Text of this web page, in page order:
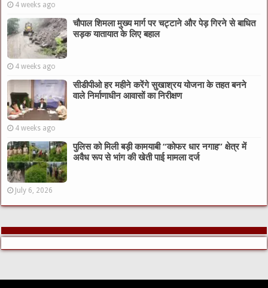
4 weeks ago
चौपाल शिमला मुख्य मार्ग पर चट्टाने और पेड़ गिरने से बाधित
सड़क यातायात के लिए बहाल
4 weeks ago
सीडीपीओ हर महीने करेंगे सुखाश्रय योजना के तहत बनने
वाले निर्माणाधीन आवासों का निरीक्षण
4 weeks ago
पुलिस को मिली बड़ी कामयाबी “कोफर धार नगाह” क्षेत्र में
अवैध रूप से भांग की खेती पाई मामला दर्ज
July 6, 2026